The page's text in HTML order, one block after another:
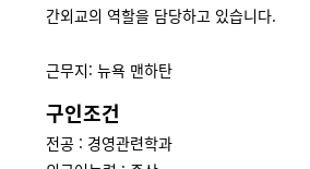
간외교의 역할을 담당하고 있습니다.
근무지: 뉴욕 맨하탄
구인조건
전공 : 경영관련학과